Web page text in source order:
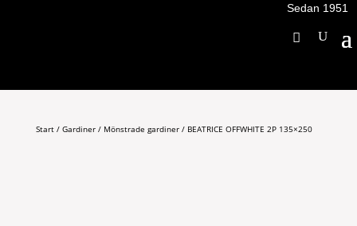
Sedan 1951
Start/ Gardiner/ Mönstrade gardiner/ BEATRICE OFFWHITE 2P 135×250